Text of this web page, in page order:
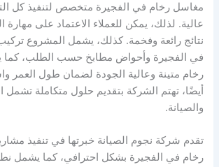
مغاسل رخام في الفجيرة متخصص لتنفيذ كل
عالية. لذلك، يمكن للعملاء الاعتماد على
نتائج رائعة وفخمة. كذلك، يشمل المشروع
في الفجيرة وأحواض مطابخ حسب الطلب، كما
رخام متينة وعالية الجودة لضمان طول العمر
أيضًا، تهتم الشركة بتقديم حلول متكاملة تشمل
والصيانة.
تقدم شركة نجوم الصيانة خبرتها في تنفيذ
رخام في الفجيرة بشكل احترافي، كما يشمل